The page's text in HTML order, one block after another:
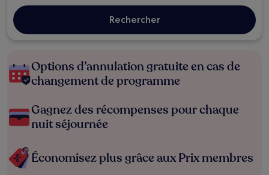
Rechercher
Options d’annulation gratuite en cas de
changement de programme
Gagnez des récompenses pour chaque
nuit séjournée
Économisez plus grâce aux Prix membres